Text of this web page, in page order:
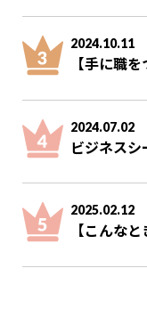
2024.10.11
【手に職
2024.07.02
ビジネス
2025.02.12
【こんな